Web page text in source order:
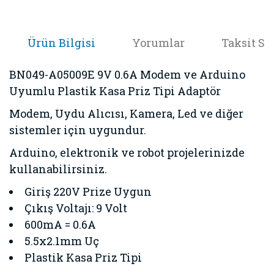
Ürün Bilgisi Yorumlar Taksit
BN049-A05009E 9V 0.6A Modem ve Arduino
Uyumlu Plastik Kasa Priz Tipi Adaptör
Modem, Uydu Alıcısı, Kamera, Led ve diğer
sistemler için uygundur.
Arduino, elektronik ve robot projelerinizde
kullanabilirsiniz.
Giriş 220V Prize Uygun
Çıkış Voltajı: 9 Volt
600mA = 0.6A
5.5x2.1mm Uç
Plastik Kasa Priz Tipi